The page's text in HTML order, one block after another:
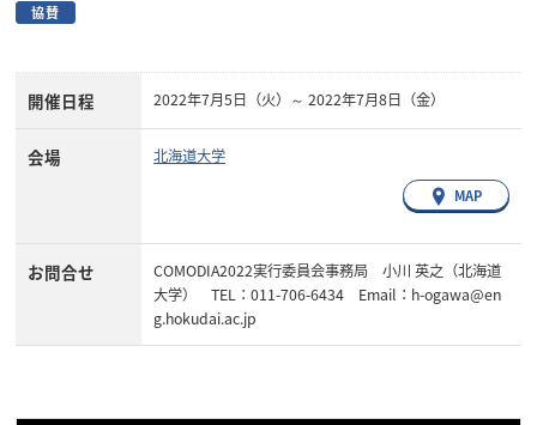
協賛
開催日程 2022年7月5日（火）～ 2022年7月8日（金）
会場 北海道大学
MAP
お問合せ
COMODIA2022実行委員会事務局 小川 英之（北海道
大学） TEL：011-706-6434 Email：h-ogawa@en
g.hokudai.ac.jp